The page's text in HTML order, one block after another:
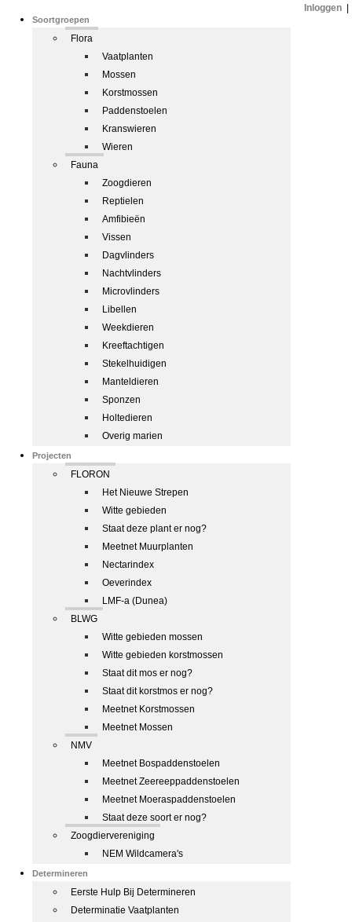
Soortgroepen
Flora
Vaatplanten
Mossen
Korstmossen
Paddenstoelen
Kranswieren
Wieren
Fauna
Zoogdieren
Reptielen
Amfibieën
Vissen
Dagvlinders
Nachtvlinders
Microvlinders
Libellen
Weekdieren
Kreeftachtigen
Stekelhuidigen
Manteldieren
Sponzen
Holtedieren
Overig marien
Projecten
FLORON
Het Nieuwe Strepen
Witte gebieden
Staat deze plant er nog?
Meetnet Muurplanten
Nectarindex
Oeverindex
LMF-a (Dunea)
BLWG
Witte gebieden mossen
Witte gebieden korstmossen
Staat dit mos er nog?
Staat dit korstmos er nog?
Meetnet Korstmossen
Meetnet Mossen
NMV
Meetnet Bospaddenstoelen
Meetnet Zeereeppaddenstoelen
Meetnet Moeraspaddenstoelen
Staat deze soort er nog?
Zoogdiervereniging
NEM Wildcamera's
Determineren
Eerste Hulp Bij Determineren
Determinatie Vaatplanten
Inloggen